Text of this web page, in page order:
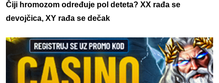
Čiji hromozom određuje pol deteta? XX rađa se
devojčica, XY rađa se dečak